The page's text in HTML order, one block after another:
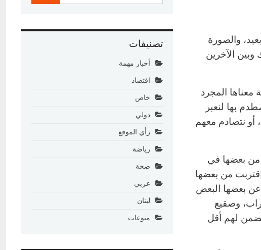
والصورة
وبين الآخرين
معناها المجرد
بها لنعبر
أو نتصادم معهم
من بعضها في
من بعضها
عن بعضها البعض
وصقيع
لهم أقل
تصنيفات
أخبار مهمة
اقتصاد
خاص
دولي
رأي الموقع
رياضة
صحة
عربي
لبنان
منوعات